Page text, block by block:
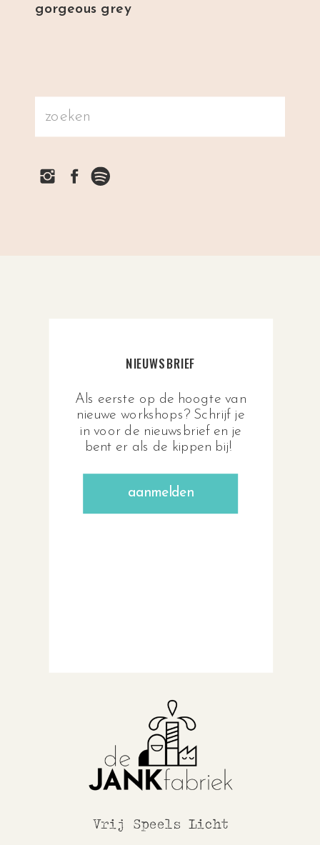
Search
for:
gorgeous grey
Vrij Speels Licht
NIEUWSBRIEF
Als eerste op de hoogte van
nieuwe workshops? Schrijf je
in voor de nieuwsbrief en je
bent er als de kippen bij!
aanmelden